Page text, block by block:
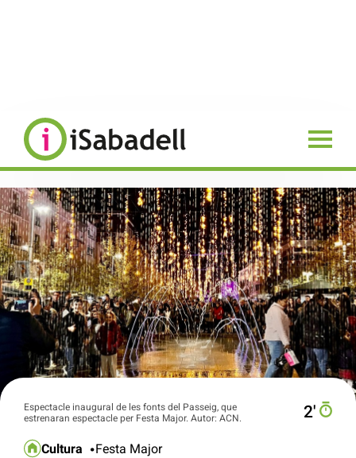
Espectacle inaugural de les fonts del Passeig, que
estrenaran espectacle per Festa Major. Autor: ACN.
2′
Cultura Festa Major